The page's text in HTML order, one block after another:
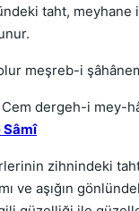
taht, meyhane
meşreb-i
dergeh-i mey-
zihnindeki
ve aşığın